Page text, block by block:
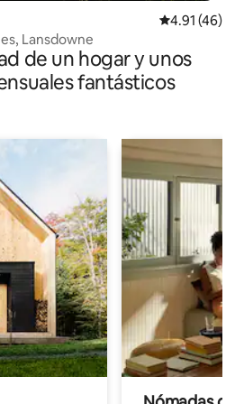
Calificación
4.91 (46)
Lansdowne
de un hogar y unos
fantásticos